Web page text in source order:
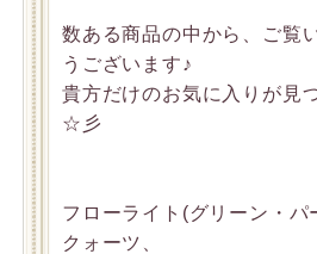
数ある商品の中から、ご覧
うございます♪
貴方だけのお気に入りが見
☆彡
フローライト(グリーン・パ
クォーツ、